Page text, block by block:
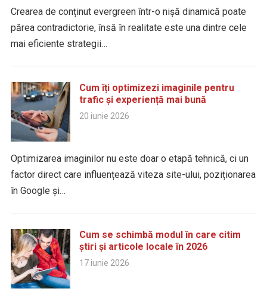
Crearea de conținut evergreen într-o nișă dinamică poate
părea contradictorie, însă în realitate este una dintre cele
mai eficiente strategii…
Cum îți optimizezi imaginile pentru
trafic și experiență mai bună
20 iunie 2026
Optimizarea imaginilor nu este doar o etapă tehnică, ci un
factor direct care influențează viteza site-ului, poziționarea
în Google și…
Cum se schimbă modul în care citim
știri și articole locale în 2026
17 iunie 2026